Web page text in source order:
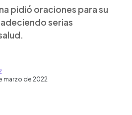
pidió oraciones para su
serias
marzo de 2022